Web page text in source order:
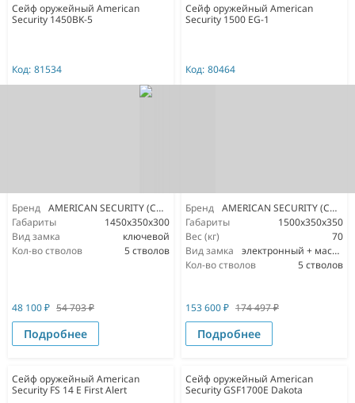
Сейф оружейный American
Security 1450BK-5
Код: 81534
Бренд
AMERICAN SECURITY (США)
Габариты
1450x350x300
Вид замка
ключевой
Кол-во стволов
5 стволов
48 100₽ 54 703₽
Подробнее
Сейф оружейный American
Security 1500 EG-1
Код: 80464
Бренд
AMERICAN SECURITY (США)
Габариты
1500x350x350
Вес (кг)
70
Вид замка
электронный + мастер ключ
Кол-во стволов
5 стволов
153 600₽ 174 497₽
Подробнее
Сейф оружейный American
Security FS 14 E First Alert
Сейф оружейный American
Security GSF1700E Dakota